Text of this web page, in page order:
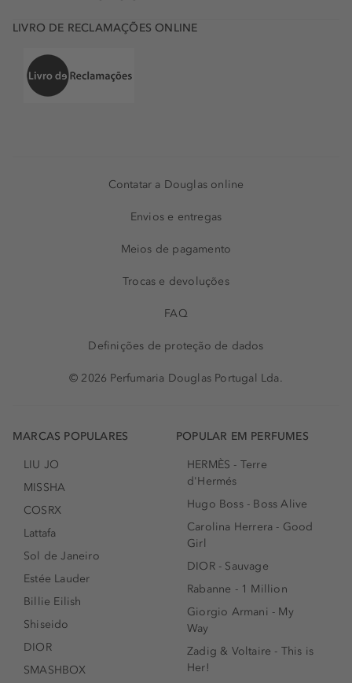
LIVRO DE RECLAMAÇÕES ONLINE
Contatar a Douglas online
Envios e entregas
Meios de pagamento
Trocas e devoluções
FAQ
Definições de proteção de dados
© 2026 Perfumaria Douglas Portugal Lda.
MARCAS POPULARES
LIU JO
MISSHA
COSRX
Lattafa
Sol de Janeiro
Estée Lauder
Billie Eilish
Shiseido
DIOR
SMASHBOX
POPULAR EM PERFUMES
HERMÈS - Terre
d'Hermés
Hugo Boss - Boss Alive
Carolina Herrera - Good
Girl
DIOR - Sauvage
Rabanne - 1 Million
Giorgio Armani - My
Way
Zadig & Voltaire - This is
Her!